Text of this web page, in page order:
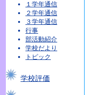
１学年通信
２学年通信
３学年通信
行事
部活動紹介
学校だより
トピック
学校評価